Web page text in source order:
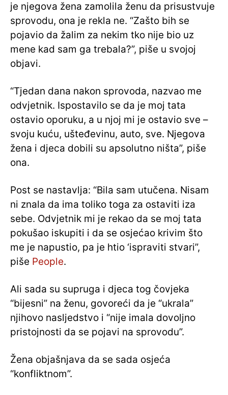
je njegova žena zamolila ženu da prisustvuje
sprovodu, ona je rekla ne. “Zašto bih se
pojavio da žalim za nekim tko nije bio uz
mene kad sam ga trebala?”, piše u svojoj
objavi.
“Tjedan dana nakon sprovoda, nazvao me
odvjetnik. Ispostavilo se da je moj tata
ostavio oporuku, a u njoj mi je ostavio sve –
svoju kuću, ušteđevinu, auto, sve. Njegova
žena i djeca dobili su apsolutno ništa”, piše
ona.
Post se nastavlja: “Bila sam utučena. Nisam
ni znala da ima toliko toga za ostaviti iza
sebe. Odvjetnik mi je rekao da se moj tata
pokušao iskupiti i da se osjećao krivim što
me je napustio, pa je htio ‘ispraviti stvari”,
piše People.
Ali sada su supruga i djeca tog čovjeka
“bijesni” na ženu, govoreći da je “ukrala”
njihovo nasljedstvo i “nije imala dovoljno
pristojnosti da se pojavi na sprovodu”.
Žena objašnjava da se sada osjeća
“konfliktnom”.